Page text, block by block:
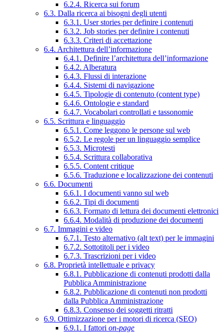
6.2.4. Ricerca sui forum
6.3. Dalla ricerca ai bisogni degli utenti
6.3.1. User stories per definire i contenuti
6.3.2. Job stories per definire i contenuti
6.3.3. Criteri di accettazione
6.4. Architettura dell’informazione
6.4.1. Definire l’architettura dell’informazione
6.4.2. Alberatura
6.4.3. Flussi di interazione
6.4.4. Sistemi di navigazione
6.4.5. Tipologie di contenuto (content type)
6.4.6. Ontologie e standard
6.4.7. Vocabolari controllati e tassonomie
6.5. Scrittura e linguaggio
6.5.1. Come leggono le persone sul web
6.5.2. Le regole per un linguaggio semplice
6.5.3. Microtesti
6.5.4. Scrittura collaborativa
6.5.5. Content critique
6.5.6. Traduzione e localizzazione dei contenuti
6.6. Documenti
6.6.1. I documenti vanno sul web
6.6.2. Tipi di documenti
6.6.3. Formato di lettura dei documenti elettronici
6.6.4. Modalità di produzione dei documenti
6.7. Immagini e video
6.7.1. Testo alternativo (alt text) per le immagini
6.7.2. Sottotitoli per i video
6.7.3. Trascrizioni per i video
6.8. Proprietà intellettuale e privacy
6.8.1. Pubblicazione di contenuti prodotti dalla
Pubblica Amministrazione
6.8.2. Pubblicazione di contenuti non prodotti
dalla Pubblica Amministrazione
6.8.3. Consenso dei soggetti ritratti
6.9. Ottimizzazione per i motori di ricerca (SEO)
6.9.1. I fattori on-page